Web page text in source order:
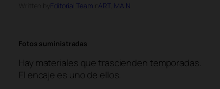
Editorial Team ART, MAIN
Fotos suministradas
Hay materiales que trascienden temporadas.
El encaje es uno de ellos.